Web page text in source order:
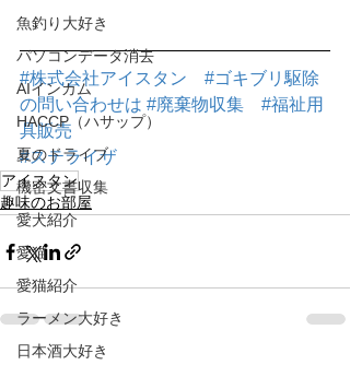
魚釣り大好き
パソコンデータ消去
AIインカム
HACCP（ハサップ）
夏のドライブ
機密文書収集
愛犬紹介
愛猫
愛猫紹介
ラーメン大好き
日本酒大好き
#株式会社アイスタン
#ゴキブリ駆除
の問い合わせは #廃棄物収集
#福祉用
具販売
#ステライザ
アイスタン
趣味のお部屋